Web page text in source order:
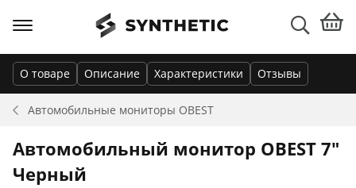
Автомобильные мониторы OBEST
О товаре Описание Характеристики Отзывы
Автомобильный монитор OBEST 7"
Черный